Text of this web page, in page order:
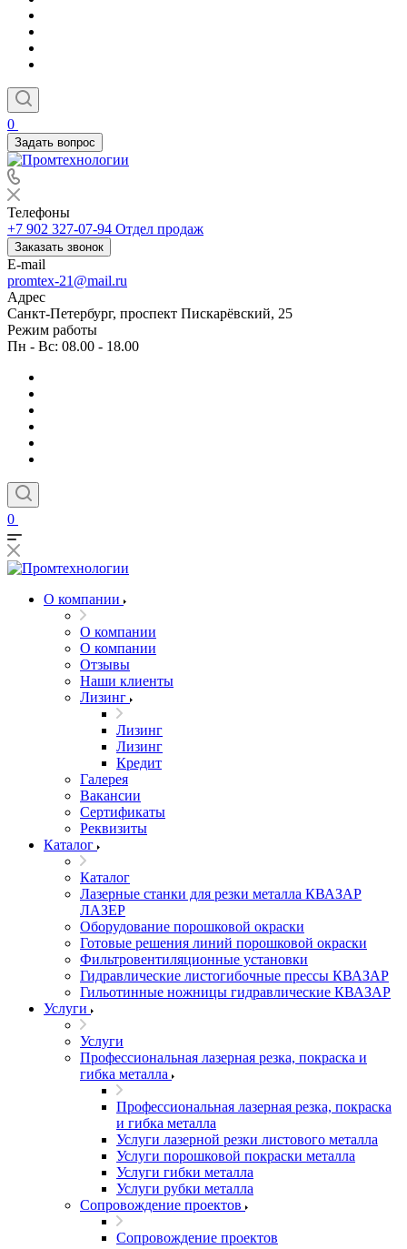
0
Задать вопрос
Телефоны
+7 902 327-07-94 Отдел продаж
Заказать звонок
E-mail
promtex-21@mail.ru
Адрес
Санкт-Петербург, проспект Пискарёвский, 25
Режим работы
Пн - Вс: 08.00 - 18.00
0
О компании
О компании
О компании
Отзывы
Наши клиенты
Лизинг
Лизинг
Лизинг
Кредит
Галерея
Вакансии
Сертификаты
Реквизиты
Каталог
Каталог
Лазерные станки для резки металла КВАЗАР
ЛАЗЕР
Оборудование порошковой окраски
Готовые решения линий порошковой окраски
Фильтровентиляционные установки
Гидравлические листогибочные прессы КВАЗАР
Гильотинные ножницы гидравлические КВАЗАР
Услуги
Услуги
Профессиональная лазерная резка, покраска и
гибка металла
Профессиональная лазерная резка, покраска
и гибка металла
Услуги лазерной резки листового металла
Услуги порошковой покраски металла
Услуги гибки металла
Услуги рубки металла
Сопровождение проектов
Сопровождение проектов